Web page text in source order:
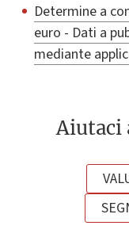
Determine a
euro - Dati a
mediante
Aiutaci